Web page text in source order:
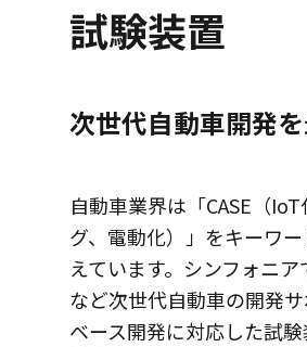
試験装置
次世代自動車開発
自動車業界は「CASE（
グ、電動化）」をキーワ
えています。シンフォニ
など次世代自動車の開発
ベース開発に対応した試